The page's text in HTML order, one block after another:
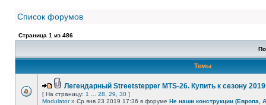
Список форумов
Страница 1 из 486
Темы
Легендарный Streetstepper MTS-26. Купить к сезону
[ На страницу: 1 28 29 30 ]
Modulator» Ср янв 23 2019 17:36 в форуме Не наши конструкции (Европа,